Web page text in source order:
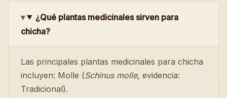
¿Qué plantas medicinales sirven para
chicha?
Las principales plantas medicinales para chicha
incluyen: Molle (Schinus molle, evidencia:
Tradicional).